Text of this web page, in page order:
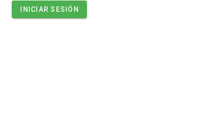
INICIAR SESIÓN